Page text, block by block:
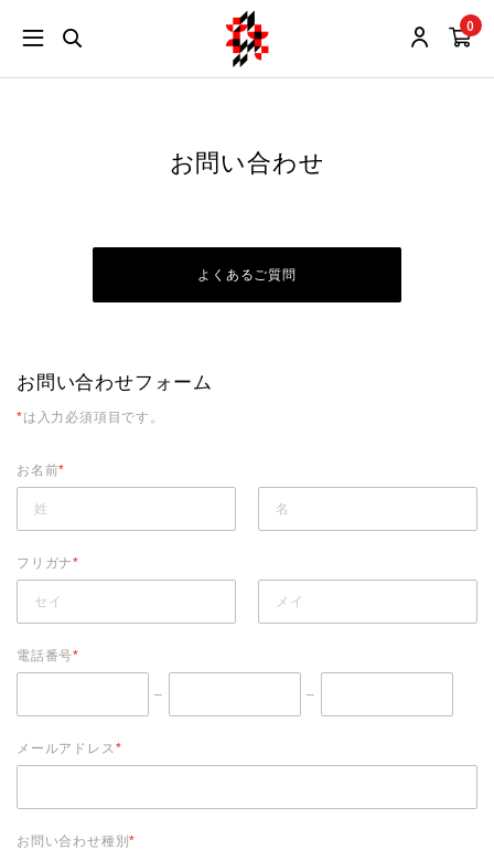
0
お問い合わせ
よくあるご質問
お問い合わせフォーム
*は入力必須項目です。
お名前*
フリガナ*
電話番号*
– –
メールアドレス*
お問い合わせ種別*